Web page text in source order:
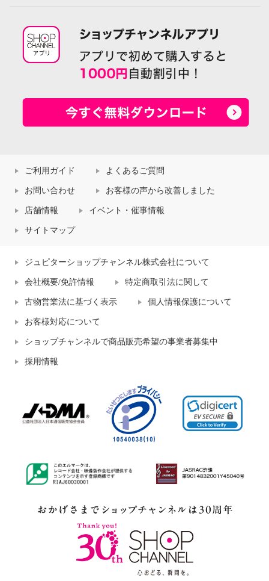
ご利用ガイド よくあるご質問
お問い合わせ お客様の声から改善しました
店舗情報 イベント・催事情報
サイトマップ
ジュピターショップチャンネル株式会社について
会社概要/免許情報 特定商取引法に関して
古物営業法に基づく表示 個人情報保護について
お客様対応について
ショップチャンネルで商品販売希望の事業者募集中
採用情報